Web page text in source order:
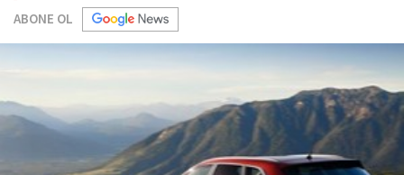
ABONE OL